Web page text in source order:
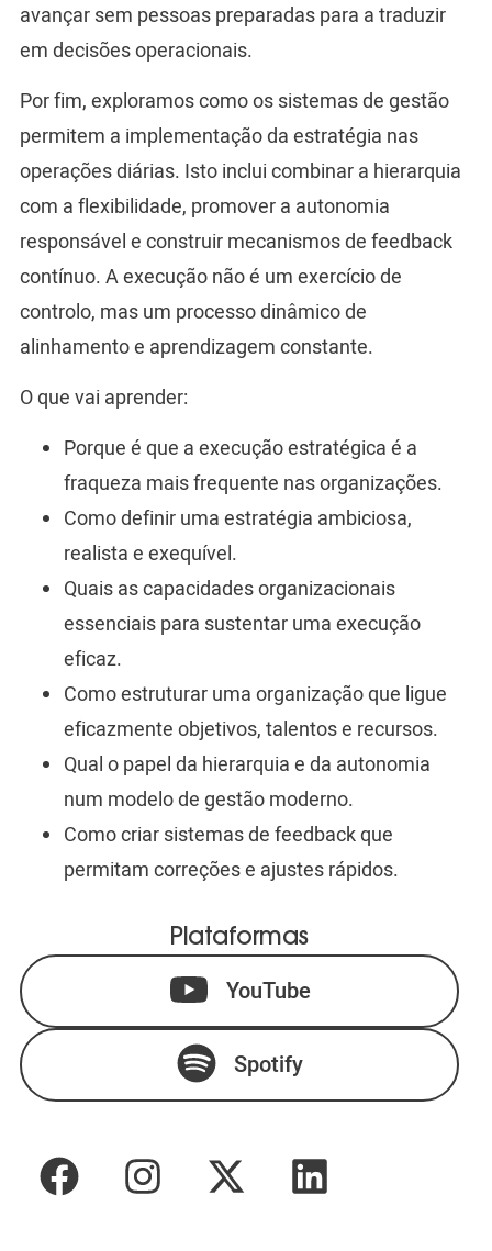
avançar sem pessoas preparadas para a traduzir
em decisões operacionais.
Por fim, exploramos como os sistemas de gestão
permitem a implementação da estratégia nas
operações diárias. Isto inclui combinar a hierarquia
com a flexibilidade, promover a autonomia
responsável e construir mecanismos de feedback
contínuo. A execução não é um exercício de
controlo, mas um processo dinâmico de
alinhamento e aprendizagem constante.
O que vai aprender:
Porque é que a execução estratégica é a
fraqueza mais frequente nas organizações.
Como definir uma estratégia ambiciosa,
realista e exequível.
Quais as capacidades organizacionais
essenciais para sustentar uma execução
eficaz.
Como estruturar uma organização que ligue
eficazmente objetivos, talentos e recursos.
Qual o papel da hierarquia e da autonomia
num modelo de gestão moderno.
Como criar sistemas de feedback que
permitam correções e ajustes rápidos.
Plataformas
YouTube
Spotify